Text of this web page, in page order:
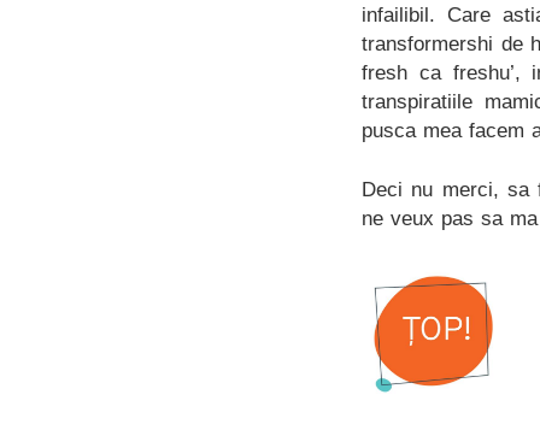
infailibil. Care
transformershi de
fresh ca
transpiratiile
pusca mea facem
Deci nu merci, sa
ne veux pas sa